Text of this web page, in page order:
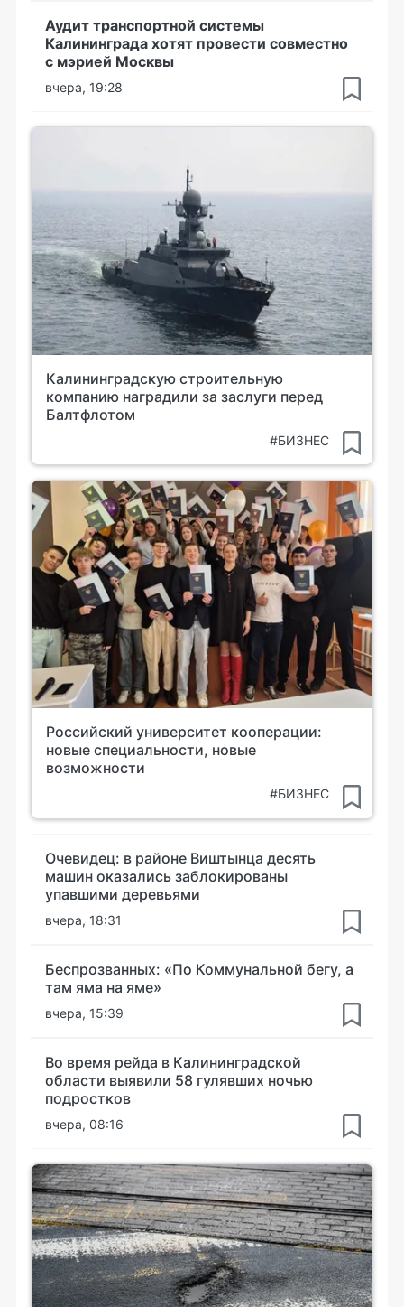
Аудит транспортной системы
Калининграда хотят провести совместно
с мэрией Москвы
вчера, 19:28
Калининградскую строительную
компанию наградили за заслуги перед
Балтфлотом
#БИЗНЕС
Российский университет кооперации:
новые специальности, новые
возможности
#БИЗНЕС
Очевидец: в районе Виштынца десять
машин оказались заблокированы
упавшими деревьями
вчера, 18:31
Беспрозванных: «По Коммунальной бегу, а
там яма на яме»
вчера, 15:39
Во время рейда в Калининградской
области выявили 58 гулявших ночью
подростков
вчера, 08:16